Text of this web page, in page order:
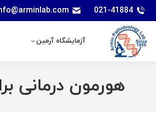
021-41884
آزمایشگاه آرمین
هورمون درمانی
آزمایشگاه آرمین خدمات